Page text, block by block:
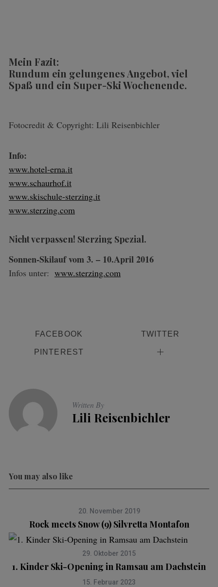
Mein Fazit:
Rundum ein gelungenes Angebot, viel
Spaß und ein Super-Ski Wochenende.
Fotocredit & Copyright: Lili Reisenbichler
Info:
www.hotel-erna.it
www.schaurhof.it
www.skischule-sterzing.it
www.sterzing.com
Nicht verpassen! Sterzing Spezial.
Sonnen-Skilauf vom 3. – 10.April 2016
Infos unter: www.sterzing.com
FACEBOOK TWITTER
PINTEREST
Written By
Lili Reisenbichler
You may also like
20. November 2019
Rock meets Snow (9) Silvretta Montafon
29. Oktober 2015
1. Kinder Ski-Opening in Ramsau am Dachstein
15. Februar 2023